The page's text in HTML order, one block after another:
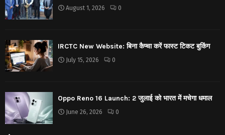
August 1, 2026 0
IRCTC New Website: बिना कैप्चा करें फास्ट टिकट बुकिंग
July 15, 2026 0
Oppo Reno 16 Launch: 2 जुलाई को भारत में मचेगा धमाल
June 26, 2026 0